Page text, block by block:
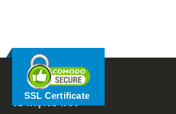
SSL Certificate
VỀ TRỌNG TẤN